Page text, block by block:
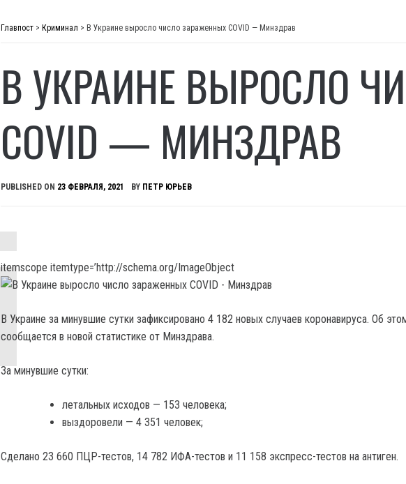
Главпост > Криминал > В Украине выросло число зараженных COVID — Минздрав
В УКРАИНЕ ВЫРОСЛО
COVID — МИНЗДРАВ
PUBLISHED ON 23 ФЕВРАЛЯ, 2021 BY ПЕТР ЮРЬЕВ
itemscope itemtype=’http://schema.org/ImageObject
В Украине за минувшие сутки зафиксировано 4 182 новых случаев коронавируса. Об
сообщается в новой статистике от Минздрава.
За минувшие сутки:
летальных исходов — 153 человека;
выздоровели — 4 351 человек;
Сделано 23 660 ПЦР-тестов, 14 782 ИФА-тестов и 11 158 экспресс-тестов на антиген.